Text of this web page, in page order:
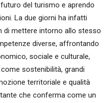
del turismo e aprendo
La due giorni ha infatti
di mettere intorno allo stesso
diverse, affrontando
sociale e culturale,
sostenibilità, grandi
territoriale e qualità
che conferma come un